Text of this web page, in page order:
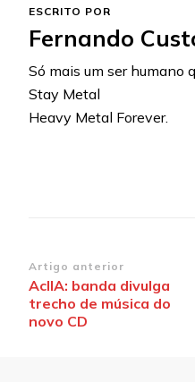
ESCRITO POR
Fernando
Só mais um ser humano
Stay Metal
Heavy Metal Forever.
Navegação
de
post
Artigo anterior
AcllA: banda divulga
trecho de música do
novo CD